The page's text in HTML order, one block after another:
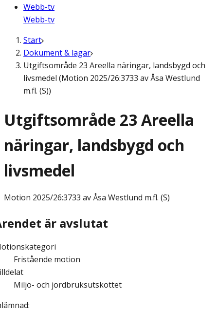
Webb-tv
Webb-tv
Start
Dokument & lagar
Utgiftsområde 23 Areella näringar, landsbygd och
livsmedel (Motion 2025/26:3733 av Åsa Westlund
m.fl. (S))
Utgiftsområde 23 Areella
näringar, landsbygd och
livsmedel
Motion 2025/26:3733 av Åsa Westlund m.fl. (S)
är avslutat
Fristående motion
Miljö- och jordbruksutskottet
: